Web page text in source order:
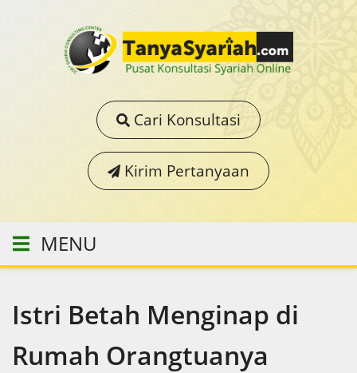
Cari Konsultasi
Kirim Pertanyaan
MENU
Istri Betah Menginap di
Rumah Orangtuanya